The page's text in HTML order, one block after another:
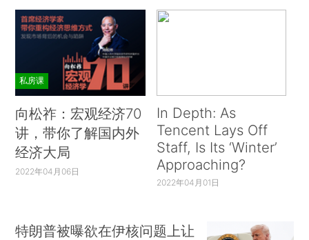
私房课
向松祚：宏观经济70
讲，带你了解国内外
经济大局
2022年04月06日
In Depth: As
Tencent Lays Off
Staff, Is Its ‘Winter’
Approaching?
2022年04月01日
特朗普被曝欲在伊核问题上让